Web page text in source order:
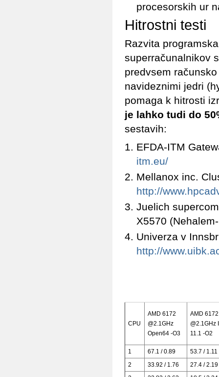
procesorskih ur
Hitrostni testi
Razvita
superračunalnikov
predvsem
navideznimi jedri
pomaga k hitrosti
je lahko tudi do
sestavih:
EFDA-ITM
itm.eu/
Mellanox inc.
http://
Juelich
X5570
Univerza v
http://
CPU
AMD 6172
@2.1GHz
Open64 -O3
AMD 6172
@2.1GHz
11.1 -O2
1 67.1 / 0.89
53.7 / 1.11
2
33.92 / 1.76
27.4 / 2.19